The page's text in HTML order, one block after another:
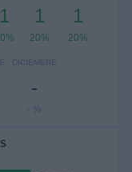
1 1
20%
1
20%
DICIEMBRE
-
- %